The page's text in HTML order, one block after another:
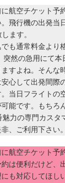
航空チケット予
飛行機の出発当
ます。
も通常料金より
突然の急用にて
すよね。そんな
安心して出発間際
当日フライトの
能です。もちろ
力の専門カスタ
非、ご利用下さい。
航空チケット予
は便利だけど、
も対応してほし